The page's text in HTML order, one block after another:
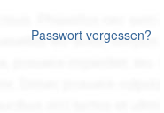
Passwort vergessen?